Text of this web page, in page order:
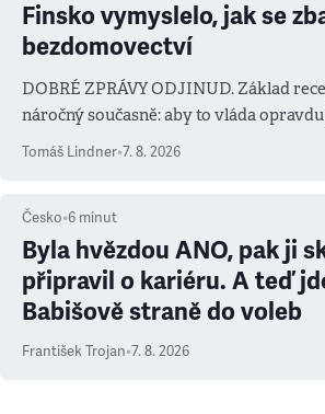
Finsko vymyslelo, jak se
bezdomovectví
DOBRÉ ZPRÁVY ODJINUD. Základ
náročný současně: aby to vláda
prioritu
Tomáš Lindner•7. 8. 2026
Česko•6 minut
Byla hvězdou ANO, pak ji
připravil o kariéru. A teď
Babišově straně do voleb
František Trojan•7. 8. 2026